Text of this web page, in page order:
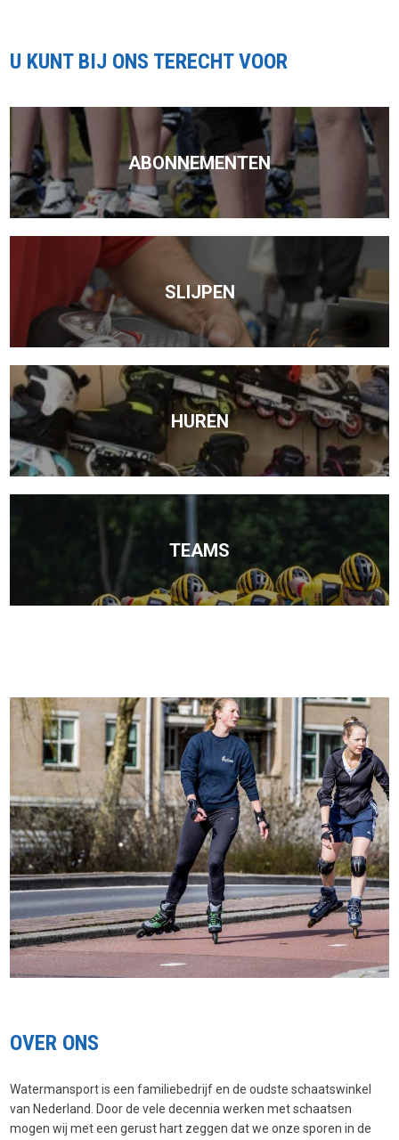
U KUNT BIJ ONS TERECHT VOOR
ABONNEMENTEN
SLIJPEN
HUREN
TEAMS
OVER ONS
Watermansport is een familiebedrijf en de oudste schaatswinkel
van Nederland. Door de vele decennia werken met schaatsen
mogen wij met een gerust hart zeggen dat we onze sporen in de